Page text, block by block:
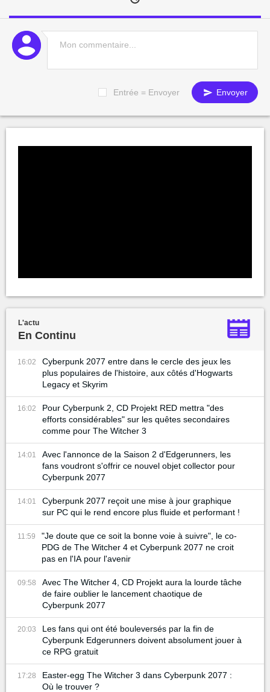
Entrée = Envoyer Envoyer
L'actu
En Continu
16:02
Cyberpunk 2077 entre dans le cercle des jeux les
plus populaires de l'histoire, aux côtés d'Hogwarts
Legacy et Skyrim
16:02
Pour Cyberpunk 2, CD Projekt RED mettra "des
efforts considérables" sur les quêtes secondaires
comme pour The Witcher 3
14:01
Avec l'annonce de la Saison 2 d'Edgerunners, les
fans voudront s'offrir ce nouvel objet collector pour
Cyberpunk 2077
14:01
Cyberpunk 2077 reçoit une mise à jour graphique
sur PC qui le rend encore plus fluide et performant !
11:59
"Je doute que ce soit la bonne voie à suivre", le co-
PDG de The Witcher 4 et Cyberpunk 2077 ne croit
pas en l'IA pour l'avenir
09:58
Avec The Witcher 4, CD Projekt aura la lourde tâche
de faire oublier le lancement chaotique de
Cyberpunk 2077
20:03
Les fans qui ont été bouleversés par la fin de
Cyberpunk Edgerunners doivent absolument jouer à
ce RPG gratuit
17:28
Easter-egg The Witcher 3 dans Cyberpunk 2077 :
Où le trouver ?